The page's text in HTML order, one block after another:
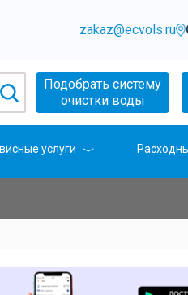
zakaz@ecvols.ru
Подобрать систему
очистки воды
услуги